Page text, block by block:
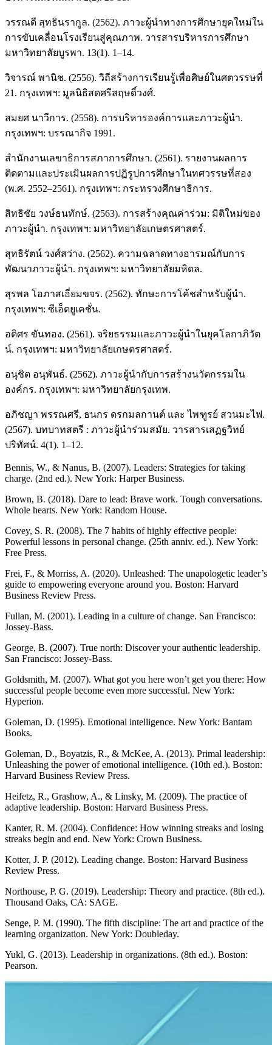
วรรณดี สุทธินรากูล. (2562). ภาวะผู้นำทางการศึกษายุคใหม่ใน
การขับเคลื่อนโรงเรียนสู่คุณภาพ. วารสารบริหารการศึกษา
มหาวิทยาลัยบูรพา. 13(1). 1–14.
วิจารณ์ พานิช. (2556). วิถีสร้างการเรียนรู้เพื่อศิษย์ในศตวรรษที่
21. กรุงเทพฯ: มูลนิธิสดศรีสฤษดิ์วงศ์.
สมยศ นาวีการ. (2558). การบริหารองค์การและภาวะผู้นำ.
กรุงเทพฯ: บรรณากิจ 1991.
สำนักงานเลขาธิการสภาการศึกษา. (2561). รายงานผลการ
ติดตามและประเมินผลการปฏิรูปการศึกษาในทศวรรษที่สอง
(พ.ศ. 2552–2561). กรุงเทพฯ: กระทรวงศึกษาธิการ.
สิทธิชัย วงษ์ธนทักษ์. (2563). การสร้างคุณค่าร่วม: มิติใหม่ของ
ภาวะผู้นำ. กรุงเทพฯ: มหาวิทยาลัยเกษตรศาสตร์.
สุทธิรัตน์ วงศ์สว่าง. (2562). ความฉลาดทางอารมณ์กับการ
พัฒนาภาวะผู้นำ. กรุงเทพฯ: มหาวิทยาลัยมหิดล.
สุรพล โอภาสเอี่ยมขจร. (2562). ทักษะการโค้ชสำหรับผู้นำ.
กรุงเทพฯ: ซีเอ็ดยูเคชั่น.
อดิศร ขันทอง. (2561). จริยธรรมและภาวะผู้นำในยุคโลกาภิวัต
น์. กรุงเทพฯ: มหาวิทยาลัยเกษตรศาสตร์.
อนุชิต อนุพันธ์. (2562). ภาวะผู้นำกับการสร้างนวัตกรรมใน
องค์กร. กรุงเทพฯ: มหาวิทยาลัยกรุงเทพ.
อภิชญา พรรณศรี, ธนกร ดรกมลกานต์ และ ไพฑูรย์ สวนมะไฟ.
(2567). บทบาทสตรี : ภาวะผู้นำร่วมสมัย. วารสารเสฏฐวิทย์
ปริทัศน์. 4(1). 1–12.
Bennis, W., & Nanus, B. (2007). Leaders: Strategies for taking
charge. (2nd ed.). New York: Harper Business.
Brown, B. (2018). Dare to lead: Brave work. Tough conversations.
Whole hearts. New York: Random House.
Covey, S. R. (2008). The 7 habits of highly effective people:
Powerful lessons in personal change. (25th anniv. ed.). New York:
Free Press.
Frei, F., & Morriss, A. (2020). Unleashed: The unapologetic leader’s
guide to empowering everyone around you. Boston: Harvard
Business Review Press.
Fullan, M. (2001). Leading in a culture of change. San Francisco:
Jossey-Bass.
George, B. (2007). True north: Discover your authentic leadership.
San Francisco: Jossey-Bass.
Goldsmith, M. (2007). What got you here won’t get you there: How
successful people become even more successful. New York:
Hyperion.
Goleman, D. (1995). Emotional intelligence. New York: Bantam
Books.
Goleman, D., Boyatzis, R., & McKee, A. (2013). Primal leadership:
Unleashing the power of emotional intelligence. (10th ed.). Boston:
Harvard Business Review Press.
Heifetz, R., Grashow, A., & Linsky, M. (2009). The practice of
adaptive leadership. Boston: Harvard Business Press.
Kanter, R. M. (2004). Confidence: How winning streaks and losing
streaks begin and end. New York: Crown Business.
Kotter, J. P. (2012). Leading change. Boston: Harvard Business
Review Press.
Northouse, P. G. (2019). Leadership: Theory and practice. (8th ed.).
Thousand Oaks, CA: SAGE.
Senge, P. M. (1990). The fifth discipline: The art and practice of the
learning organization. New York: Doubleday.
Yukl, G. (2013). Leadership in organizations. (8th ed.). Boston:
Pearson.